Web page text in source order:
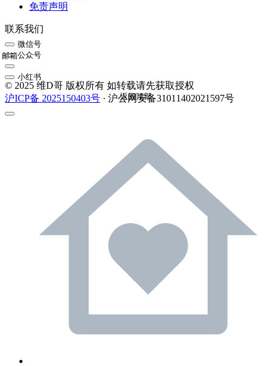
免责声明
联系我们
微信号
公众号
邮箱
小红书
© 2025 维D哥 版权所有 如转载请先获取授权
沪ICP备 2025150403号 · 沪公网安备31011402021597号
返回顶部